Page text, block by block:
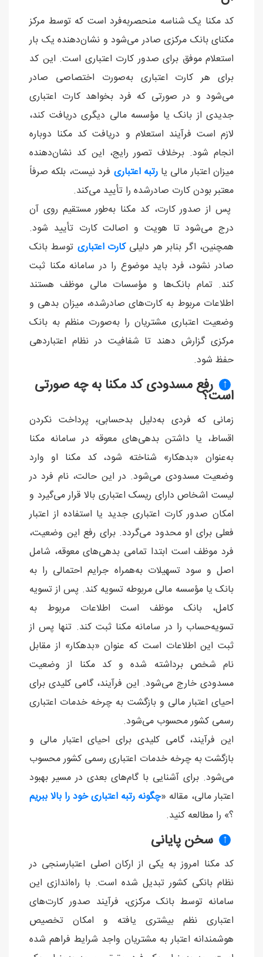
کد مکنا یک شناسه منحصر‌به‌فرد است که توسط مرکز
مکنای بانک مرکزی صادر می‌شود و نشان‌دهنده یک بار
استعلام موفق برای صدور کارت اعتباری است. این کد
برای هر کارت اعتباری به‌صورت اختصاصی صادر
می‌شود و در صورتی که فرد بخواهد کارت اعتباری
جدیدی از بانک یا مؤسسه مالی دیگری دریافت کند،
لازم است فرآیند استعلام و دریافت کد مکنا دوباره
انجام شود. برخلاف تصور رایج، این کد نشان‌دهنده
میزان اعتبار مالی یارتبه اعتباری فرد نیست، بلکه صرفاً
معتبر بودن کارت صادرشده را تأیید می‌کند.
پس از صدور کارت، کد مکنا به‌طور مستقیم روی آن
درج می‌شود تا هویت و اصالت کارت تأیید شود.
همچنین، اگر بنابر هر دلیلیکارت اعتباری توسط بانک
صادر نشود، فرد باید موضوع را در سامانه مکنا ثبت
کند. تمام بانک‌ها و مؤسسات مالی موظف هستند
اطلاعات مربوط به کارت‌های صادرشده، میزان بدهی و
وضعیت اعتباری مشتریان را به‌صورت منظم به بانک
مرکزی گزارش دهند تا شفافیت در نظام اعتباردهی
حفظ شود.
↑ رفع مسدودی کد مکنا به چه صورتی
است؟
زمانی که فردی به‌دلیل بدحسابی، پرداخت نکردن
اقساط، یا داشتن بدهی‌های معوقه در سامانه مکنا
به‌عنوان «بدهکار» شناخته شود، کد مکنا او وارد
وضعیت مسدودی می‌شود. در این حالت، نام فرد در
لیست اشخاص دارای ریسک اعتباری بالا قرار می‌گیرد و
امکان صدور کارت اعتباری جدید یا استفاده از اعتبار
فعلی برای او محدود می‌گردد. برای رفع این وضعیت،
فرد موظف است ابتدا تمامی بدهی‌های معوقه، شامل
اصل و سود تسهیلات به‌همراه جرایم احتمالی را به
بانک یا مؤسسه مالی مربوطه تسویه کند. پس از تسویه
کامل، بانک موظف است اطلاعات مربوط به
تسویه‌حساب را در سامانه مکنا ثبت کند. تنها پس از
ثبت این اطلاعات است که عنوان «بدهکار» از مقابل
نام شخص برداشته شده و کد مکنا از وضعیت
مسدودی خارج می‌شود. این فرآیند، گامی کلیدی برای
احیای اعتبار مالی و بازگشت به چرخه خدمات اعتباری
رسمی کشور محسوب می‌شود.
این فرآیند، گامی کلیدی برای احیای اعتبار مالی و
بازگشت به چرخه خدمات اعتباری رسمی کشور محسوب
می‌شود. برای آشنایی با گام‌های بعدی در مسیر بهبود
اعتبار مالی، مقاله «چگونه رتبه اعتباری خود را بالا ببریم
؟» را مطالعه کنید.
↑ سخن پایانی
کد مکنا امروز به یکی از ارکان اصلی اعتبارسنجی در
نظام بانکی کشور تبدیل شده است. با راه‌اندازی این
سامانه توسط بانک مرکزی، فرآیند صدور کارت‌های
اعتباری نظم بیشتری یافته و امکان تخصیص
هوشمندانه اعتبار به مشتریان واجد شرایط فراهم شده